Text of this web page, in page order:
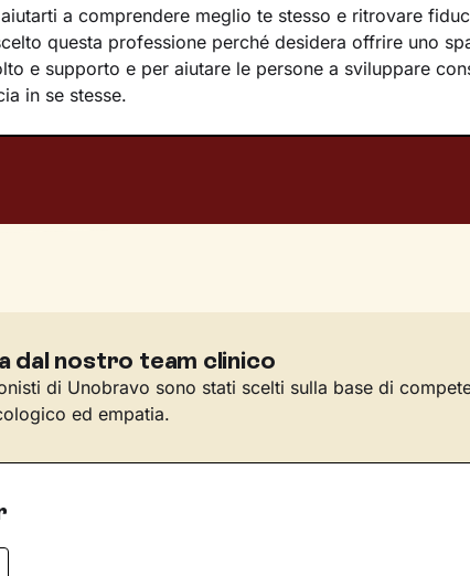
a comprendere meglio te stesso e ritrovare
questa professione perché desidera offrire uno
e supporto e per aiutare le persone a sviluppare
in se stesse.
dal nostro team clinico
di Unobravo sono stati scelti sulla base di
ed empatia.